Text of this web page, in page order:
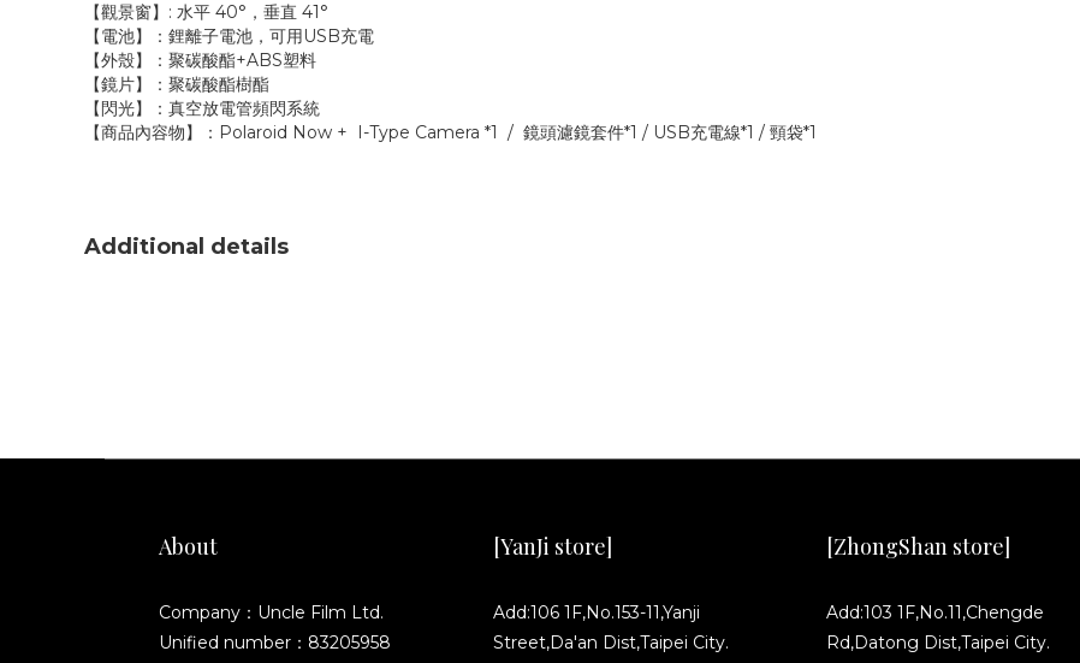
【觀景窗】: 水平 40°，垂直 41°
【電池】：鋰離子電池，可用USB充電
【外殼】：聚碳酸酯+ABS塑料
【鏡片】：聚碳酸酯樹酯
【閃光】：真空放電管頻閃系統
【商品內容物】：Polaroid Now + I-Type Camera *1 / 鏡頭濾鏡套件*1 / USB充電線*1 / 頸袋*1
Additional details
About
Company：Uncle Film Ltd.
Unified number：83205958
[YanJi store]
Add:106 1F,No.153-11,Yanji
Street,Da'an Dist,Taipei City.
[ZhongShan store]
Add:103 1F,No.11,Chengde
Rd,Datong Dist,Taipei City.